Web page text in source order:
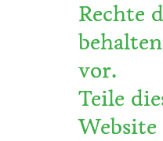
Rechte
vor.
Teile